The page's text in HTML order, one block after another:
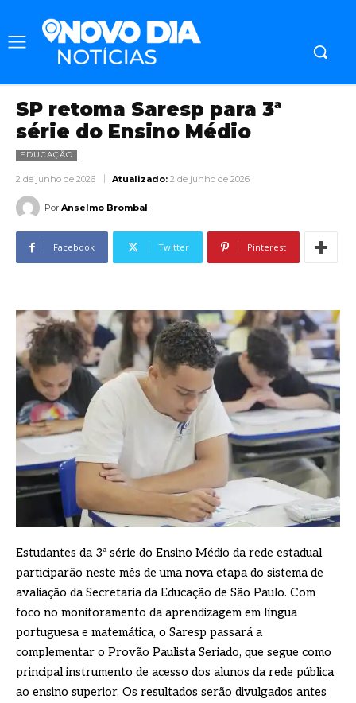
SP retoma Saresp para 3ª
série do Ensino Médio
EDUCAÇÃO
2 de junho de 2026 Atualizado: 2 de junho de 2026
Por Anselmo Brombal
Facebook Twitter Pinterest
Estudantes da 3ª série do Ensino Médio da rede estadual
participarão neste mês de uma nova etapa do sistema de
avaliação da Secretaria da Educação de São Paulo. Com
foco no monitoramento da aprendizagem em língua
portuguesa e matemática, o Saresp passará a
complementar o Provão Paulista Seriado, que segue como
principal instrumento de acesso dos alunos da rede pública
ao ensino superior. Os resultados serão divulgados antes